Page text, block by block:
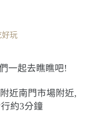
好玩
一起去瞧瞧吧!
近南門市場附近,
約3分鐘